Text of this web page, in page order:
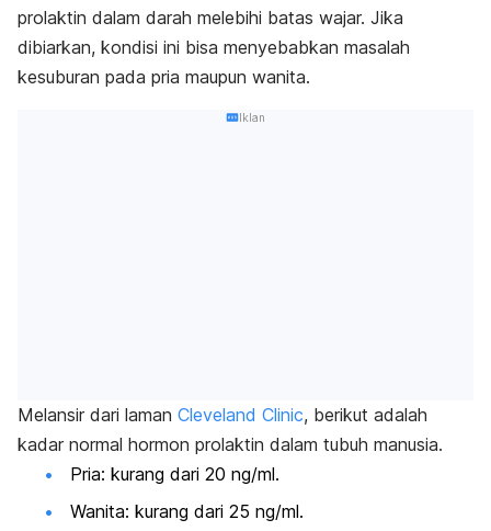
prolaktin dalam darah melebihi batas wajar. Jika
dibiarkan, kondisi ini bisa menyebabkan masalah
kesuburan pada pria maupun wanita.
Iklan
Melansir dari laman Cleveland Clinic, berikut adalah
kadar normal hormon prolaktin dalam tubuh manusia.
Pria: kurang dari 20 ng/ml.
Wanita: kurang dari 25 ng/ml.